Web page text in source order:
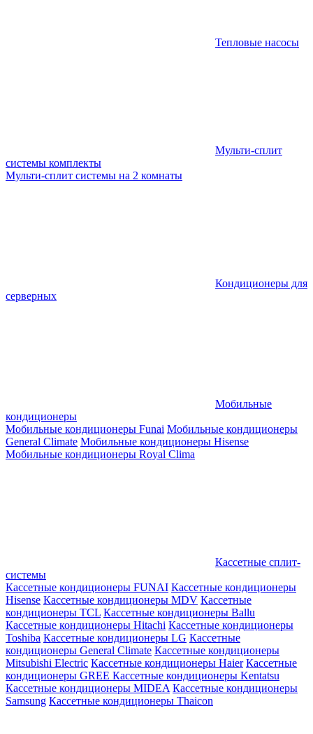
Тепловые насосы
Мульти-сплит
системы комплекты
Мульти-сплит системы на 2 комнаты
Кондиционеры для
серверных
Мобильные
кондиционеры
Мобильные кондиционеры Funai Мобильные кондиционеры
General Climate Мобильные кондиционеры Hisense
Мобильные кондиционеры Royal Clima
Кассетные сплит-
системы
Кассетные кондиционеры FUNAI Кассетные кондиционеры
Hisense Кассетные кондиционеры MDV Кассетные
кондиционеры TCL Кассетные кондиционеры Ballu
Кассетные кондиционеры Hitachi Кассетные кондиционеры
Toshiba Кассетные кондиционеры LG Кассетные
кондиционеры General Climate Кассетные кондиционеры
Mitsubishi Electric Кассетные кондиционеры Haier Кассетные
кондиционеры GREE Кассетные кондиционеры Kentatsu
Кассетные кондиционеры MIDEA Кассетные кондиционеры
Samsung Кассетные кондиционеры Thaicon